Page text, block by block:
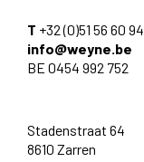
T +32 (0)51 56 60 94
info@weyne.be
BE 0454 992 752
Stadenstraat 64
8610 Zarren